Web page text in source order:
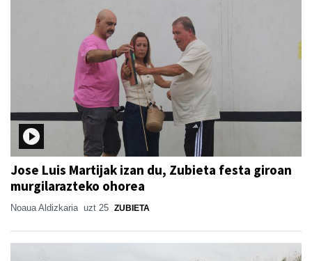
Jose Luis Martijak izan du, Zubieta festa giroan
murgilarazteko ohorea
Noaua Aldizkaria uzt 25 ZUBIETA